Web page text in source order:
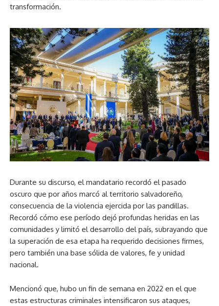
transformación.
Durante su discurso, el mandatario recordó el pasado
oscuro que por años marcó al territorio salvadoreño,
consecuencia de la violencia ejercida por las pandillas.
Recordó cómo ese período dejó profundas heridas en las
comunidades y limitó el desarrollo del país, subrayando que
la superación de esa etapa ha requerido decisiones firmes,
pero también una base sólida de valores, fe y unidad
nacional.
Mencionó que, hubo un fin de semana en 2022 en el que
estas estructuras criminales intensificaron sus ataques,